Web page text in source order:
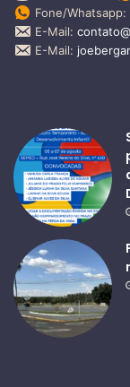
Fone/
E-Mail:
E-Mail: